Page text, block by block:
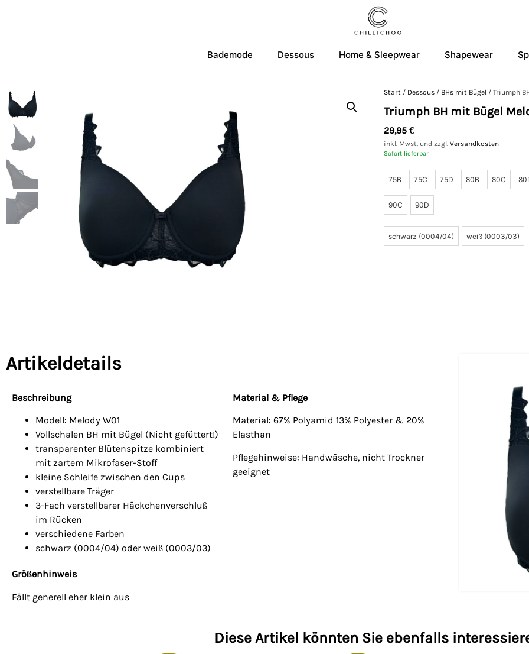
Bademode Dessous Home & Sleepwear Shapewear
Start / Dessous / BHs mit Bügel / Triumph
Triumph BH mit Bügel
29,95 €
inkl. Mwst. und zzgl. Versandkosten
Sofort lieferbar
75B 75C 75D 80B 80C
90C 90D
schwarz (0004/04) weiß (0003/03)
Artikeldetails
Beschreibung
Modell: Melody W01
Vollschalen BH mit Bügel (Nicht gefüttert!)
transparenter Blütenspitze kombiniert
mit zartem Mikrofaser-Stoff
kleine Schleife zwischen den Cups
verstellbare Träger
3-Fach verstellbarer Häckchenverschluß
im Rücken
verschiedene Farben
schwarz (0004/04) oder weiß (0003/03)
Größenhinweis
Fällt generell eher klein aus
Material & Pflege
Material: 67% Polyamid 13% Polyester & 20%
Elasthan
Pflegehinweise: Handwäsche, nicht Trockner
geeignet
Diese Artikel könnten Sie ebenfalls